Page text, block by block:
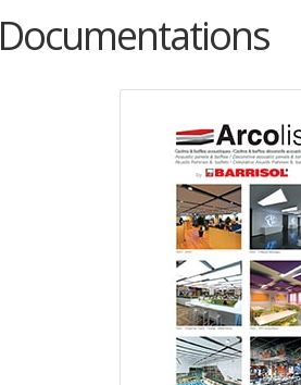
Documentations